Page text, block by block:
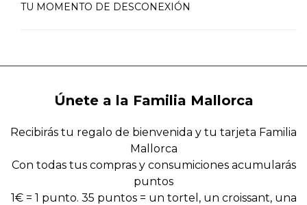
TU MOMENTO DE DESCONEXIÓN
Únete a la Familia Mallorca
Recibirás tu regalo de bienvenida y tu tarjeta Familia
Mallorca
Con todas tus compras y consumiciones acumularás
puntos
1€ = 1 punto. 35 puntos = un tortel, un croissant, una